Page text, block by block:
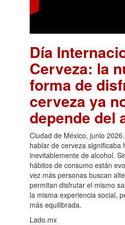
Día
Cerveza: la
forma de
cerveza ya
depende del
Ciudad de México, junio
hablar de cerveza significaba
inevitablemente de alcohol.
hábitos de consumo están
vez más personas buscan
permitan disfrutar el mismo
la misma experiencia social,
más equilibrada.
Lado.mx